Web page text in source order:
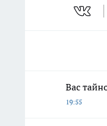
Вас
19:55